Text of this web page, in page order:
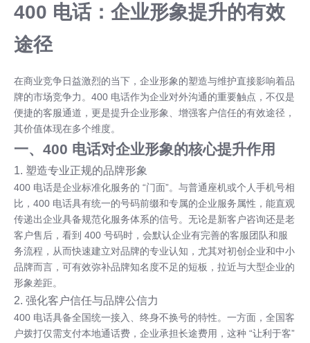
400 电话：企业形象提升的有效
途径
在商业竞争日益激烈的当下，企业形象的塑造与维护直接影响着品
牌的市场竞争力。400 电话作为企业对外沟通的重要触点，不仅是
便捷的客服通道，更是提升企业形象、增强客户信任的有效途径，
其价值体现在多个维度。
一、400 电话对企业形象的核心提升作用
1. 塑造专业正规的品牌形象
400 电话是企业标准化服务的 “门面”。与普通座机或个人手机号相
比，400 电话具有统一的号码前缀和专属的企业服务属性，能直观
传递出企业具备规范化服务体系的信号。无论是新客户咨询还是老
客户售后，看到 400 号码时，会默认企业有完善的客服团队和服
务流程，从而快速建立对品牌的专业认知，尤其对初创企业和中小
品牌而言，可有效弥补品牌知名度不足的短板，拉近与大型企业的
形象差距。
2. 强化客户信任与品牌公信力
400 电话具备全国统一接入、终身不换号的特性。一方面，全国客
户拨打仅需支付本地通话费，企业承担长途费用，这种 “让利于客”